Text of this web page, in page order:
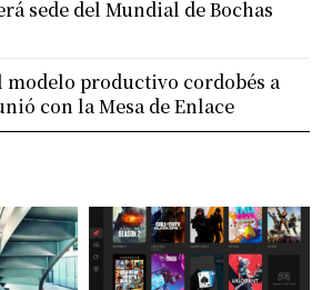
sede del Mundial de Bochas
productivo cordobés a
con la Mesa de Enlace